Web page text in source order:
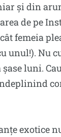
și din
de pe
femeia
unul!). Nu
luni.
exotice